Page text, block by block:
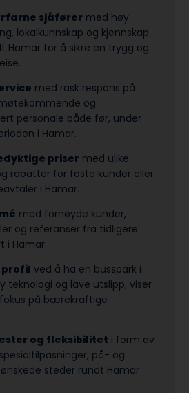
sjåfører med høy
lokalkunnskap og kjennskap
Hamar for å sikre en trygg og
med rask respons på
og
personale både før, under
i Hamar.
priser med ulike
rabatter for faste kunder eller
i Hamar.
med fornøyde kunder,
og referanser fra tidligere
i Hamar.
profil ved å ha en busspark i
teknologi og lave utslipp, viser
på bærekraftige
og fleksibilitet i form av
på- og
steder rundt Hamar